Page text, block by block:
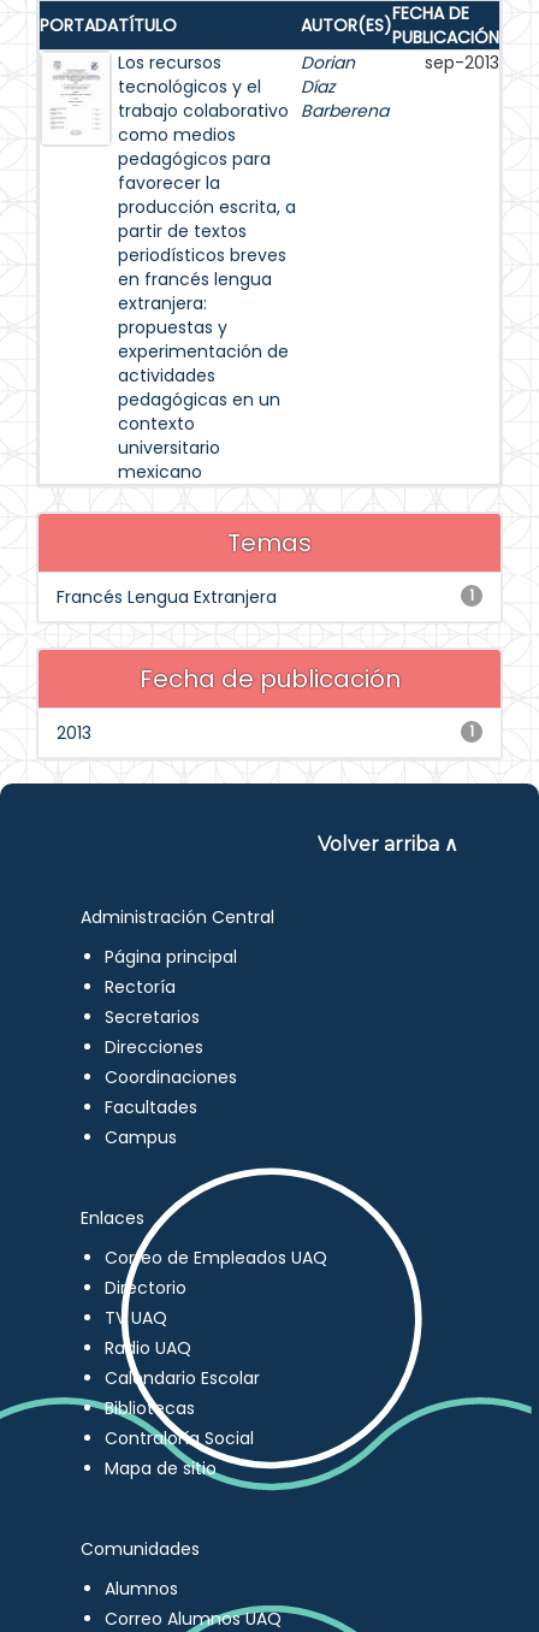
PORTADATÍTULO AUTOR(ES)FECHA DE
PUBLICACIÓN
Los recursos
tecnológicos y el
trabajo colaborativo
como medios
pedagógicos para
favorecer la
producción escrita, a
partir de textos
periodísticos breves
en francés lengua
extranjera:
propuestas y
experimentación de
actividades
pedagógicas en un
contexto
universitario
mexicano
Dorian
Díaz
Barberena
sep-2013
Temas
1
Francés Lengua Extranjera
Fecha de publicación
1
2013
Volver arriba ∧
Administración Central
Página principal
Rectoría
Secretarios
Direcciones
Coordinaciones
Facultades
Campus
Enlaces
Correo de Empleados UAQ
Directorio
TV UAQ
Radio UAQ
Calendario Escolar
Bibliotecas
Contraloría Social
Mapa de sitio
Comunidades
Alumnos
Correo Alumnos UAQ